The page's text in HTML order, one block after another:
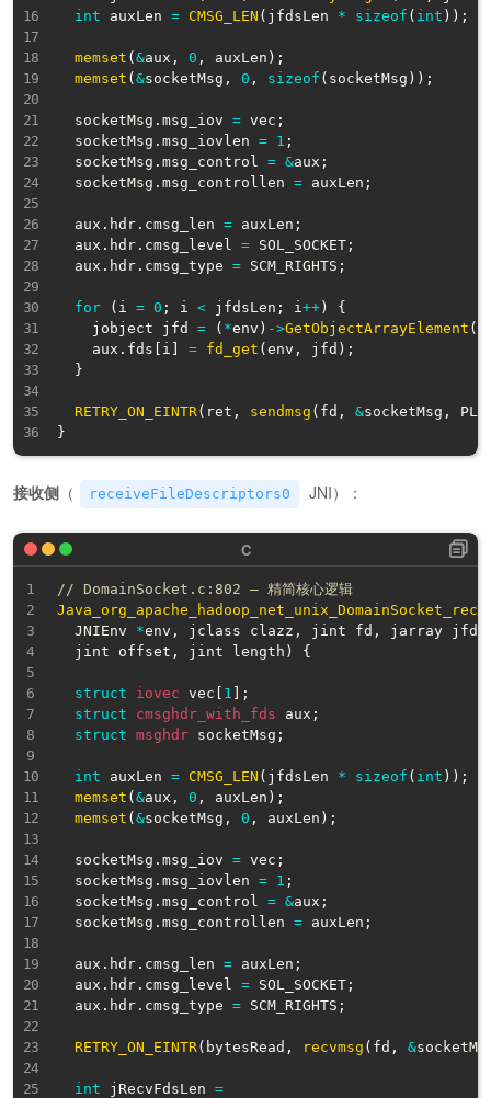
int auxLen = CMSG_LEN ( jfdsLen * sizeof ( int ) ) ;
memset ( &aux , 0 , auxLen ) ;
memset ( &socketMsg , 0 , sizeof ( socketMsg ) ) ;
  socketMsg
. msg_iov = vec ;
  socketMsg
. msg_iovlen = 1 ;
  socketMsg
. msg_control = &aux ;
  socketMsg
. msg_controllen = auxLen ;
  aux
. hdr . cmsg_len = auxLen ;
  aux
. hdr . cmsg_level = SOL_SOCKET ;
  aux
. hdr . cmsg_type = SCM_RIGHTS ;
for ( i = 0 ; i < jfdsLen ; i ++ )
{
    jobject jfd
= ( *env ) ->GetObjectArrayElement (
    aux
. fds i = fd_get ( env , jfd ) ;
}
RETRY_ON_EINTR ( ret , sendmsg ( fd , &socketMsg ,
}
接收侧 （ receiveFileDescriptors0 JNI）：
// DomainSocket.c:802 — 精简核心逻辑
  JNIEnv
*env , jclass clazz , jint fd , jarray jfds
  jint offset
, jint length ) {
struct iovec vec 1
;
struct
cmsghdr_with_fds aux ;
struct msghdr socketMsg ;
int auxLen = CMSG_LEN ( jfdsLen * sizeof ( int ) ) ;
memset ( &aux , 0 , auxLen ) ;
memset ( &socketMsg , 0 , auxLen ) ;
  socketMsg
. msg_iov = vec ;
  socketMsg
. msg_iovlen = 1 ;
  socketMsg
. msg_control = &aux ;
  socketMsg
. msg_controllen = auxLen ;
  aux
. hdr . cmsg_len = auxLen ;
  aux
. hdr . cmsg_level = SOL_SOCKET ;
  aux
. hdr . cmsg_type = SCM_RIGHTS ;
RETRY_ON_EINTR ( bytesRead , recvmsg ( fd , &
int jRecvFdsLen =